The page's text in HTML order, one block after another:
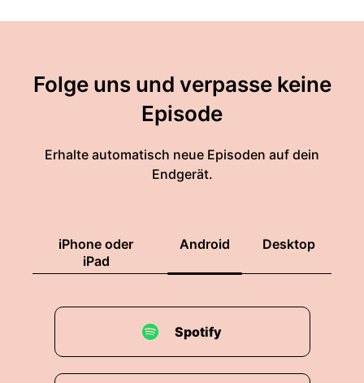
Folge uns und verpasse keine
Episode
Erhalte automatisch neue Episoden auf dein
Endgerät.
iPhone oder
iPad
Android Desktop
Spotify